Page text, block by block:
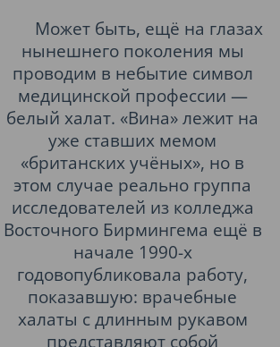
Может быть, ещё на глазах
нынешнего поколения мы
проводим в небытие символ
медицинской профессии —
белый халат. «Вина» лежит на
уже ставших мемом
«британских учёных», но в
этом случае реально группа
исследователей из колледжа
Восточного Бирмингема ещё в
начале 1990-х
годовопубликовала работу,
показавшую: врачебные
халаты с длинным рукавом
представляют собой